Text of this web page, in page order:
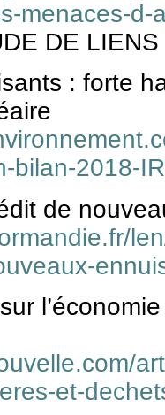
menaces-
DE LIENS
: forte
bilan-2018-
de
et-